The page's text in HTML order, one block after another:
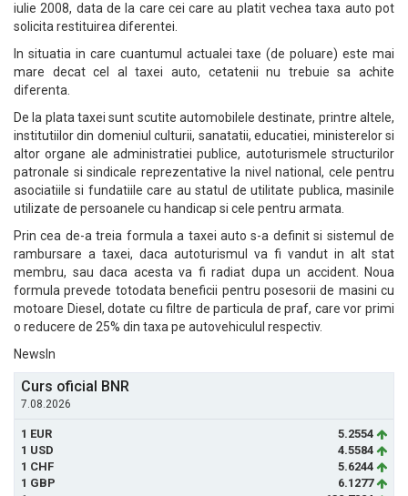
iulie 2008, data de la care cei care au platit vechea taxa auto pot
solicita restituirea diferentei.
In situatia in care cuantumul actualei taxe (de poluare) este mai
mare decat cel al taxei auto, cetatenii nu trebuie sa achite
diferenta.
De la plata taxei sunt scutite automobilele destinate, printre altele,
institutiilor din domeniul culturii, sanatatii, educatiei, ministerelor si
altor organe ale administratiei publice, autoturismele structurilor
patronale si sindicale reprezentative la nivel national, cele pentru
asociatiile si fundatiile care au statul de utilitate publica, masinile
utilizate de persoanele cu handicap si cele pentru armata.
Prin cea de-a treia formula a taxei auto s-a definit si sistemul de
rambursare a taxei, daca autoturismul va fi vandut in alt stat
membru, sau daca acesta va fi radiat dupa un accident. Noua
formula prevede totodata beneficii pentru posesorii de masini cu
motoare Diesel, dotate cu filtre de particula de praf, care vor primi
o reducere de 25% din taxa pe autovehiculul respectiv.
NewsIn
Curs oficial BNR
7.08.2026
1 EUR
5.2554
1 USD
4.5584
1 CHF
5.6244
1 GBP
6.1277